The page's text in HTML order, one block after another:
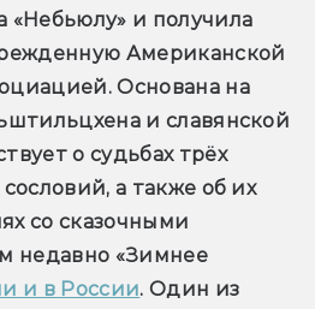
«Небьюлу» и получила
Американской
Основана на
и славянской
о судьбах трёх
а также об их
со сказочными
недавно «Зимнее
и в России. Один из